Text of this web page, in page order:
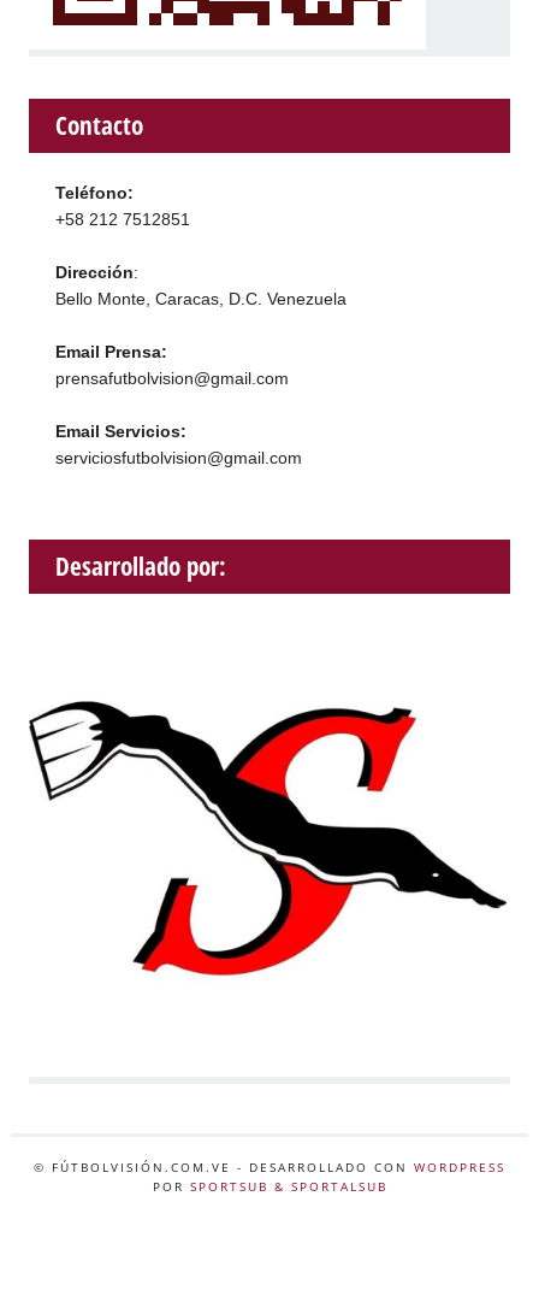
Contacto
Teléfono:
+58 212 7512851
Dirección:
Bello Monte, Caracas, D.C. Venezuela
Email Prensa:
prensafutbolvision@gmail.com
Email Servicios:
serviciosfutbolvision@gmail.com
Desarrollado por:
© FÚTBOLVISIÓN.COM.VE - DESARROLLADO CON WORDPRESS
POR SPORTSUB & SPORTALSUB